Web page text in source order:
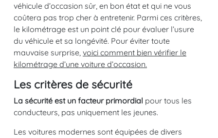
véhicule d’occasion sûr, en bon état et qui ne vous
coûtera pas trop cher à entretenir. Parmi ces critères,
le kilométrage est un point clé pour évaluer l’usure
du véhicule et sa longévité. Pour éviter toute
mauvaise surprise, voici comment bien vérifier le
kilométrage d’une voiture d’occasion.
Les critères de sécurité
La sécurité est un facteur primordial pour tous les
conducteurs, pas uniquement les jeunes.
Les voitures modernes sont équipées de divers